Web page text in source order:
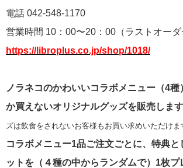
電話 042-548-1170
営業時間 10：00〜20：00（ラストオーダ
https://libroplus.co.jp/shop/1018/
ノラネコのかわいいコラボメニュー（4種
か買えないオリジナルグッズを販売します
ズは飲食をされないお客様もお買い求めいただけま
コラボメニュー1品ご注文ごとに、特典と
ットを（４種の中からランダムで）1枚プ